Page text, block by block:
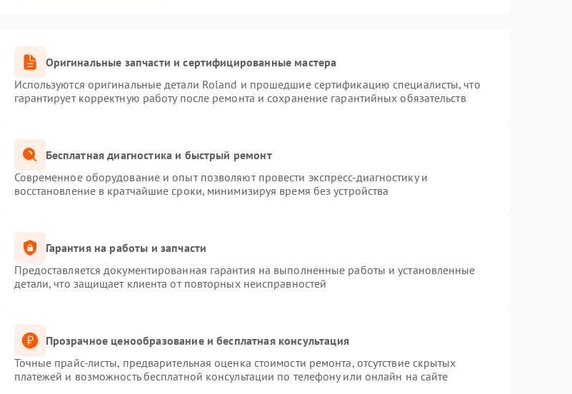
Оригинальные запчасти и сертифицированные мастера
Используются оригинальные детали Roland и прошедшие сертификацию специалисты, что
гарантирует корректную работу после ремонта и сохранение гарантийных обязательств
Бесплатная диагностика и быстрый ремонт
Современное оборудование и опыт позволяют провести экспресс-диагностику и
восстановление в кратчайшие сроки, минимизируя время без устройства
Гарантия на работы и запчасти
Предоставляется документированная гарантия на выполненные работы и установленные
детали, что защищает клиента от повторных неисправностей
Прозрачное ценообразование и бесплатная консультация
Точные прайс-листы, предварительная оценка стоимости ремонта, отсутствие скрытых
платежей и возможность бесплатной консультации по телефону или онлайн на сайте